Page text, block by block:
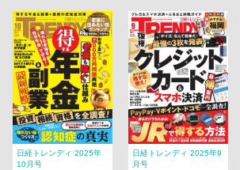
日経トレンディ 2025年
10月号
日経トレンディ 2025年9
月号